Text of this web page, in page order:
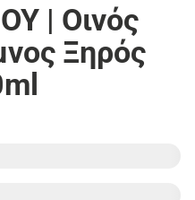
| Οινός
Ξηρός